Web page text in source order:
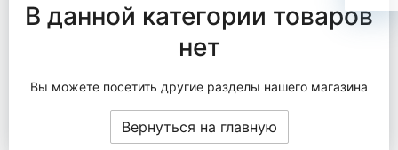
В данной категории товаров
нет
Вы можете посетить другие разделы нашего магазина
Вернуться на главную